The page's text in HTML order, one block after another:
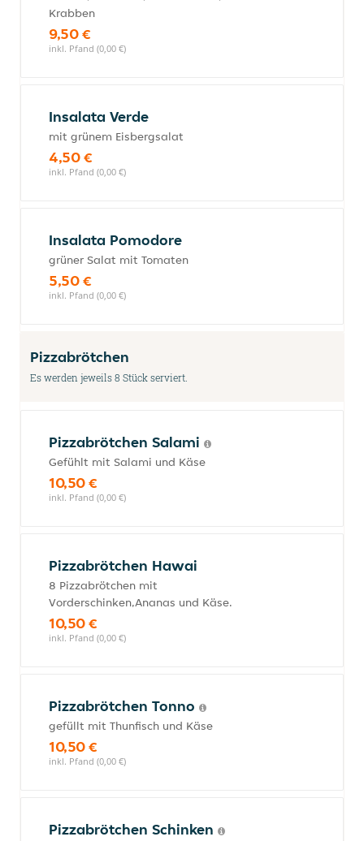
Krabben
9,50 €
inkl. Pfand (0,00 €)
Insalata Verde
mit grünem Eisbergsalat
4,50 €
inkl. Pfand (0,00 €)
Insalata Pomodore
grüner Salat mit Tomaten
5,50 €
inkl. Pfand (0,00 €)
Pizzabrötchen
Es werden jeweils 8 Stück serviert.
Pizzabrötchen Salami
Gefühlt mit Salami und Käse
10,50 €
inkl. Pfand (0,00 €)
Pizzabrötchen Hawai
8 Pizzabrötchen mit
Vorderschinken,Ananas und Käse.
10,50 €
inkl. Pfand (0,00 €)
Pizzabrötchen Tonno
gefüllt mit Thunfisch und Käse
10,50 €
inkl. Pfand (0,00 €)
Pizzabrötchen Schinken